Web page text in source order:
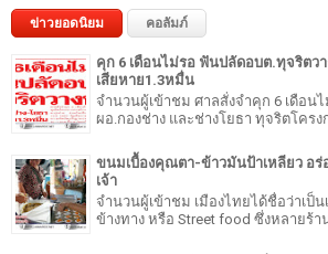
ข่าวยอดนิยม คอลัมภ์
คุก 6 เดือนไม่รอ ฟันปลัดอบต.ทุจริตว
เสียหาย1.3หมื่น
จำนวนผู้เข้าชม ศาลสั่งจำคุก 6 เดือน
ผอ.กองช่าง และช่างโยธา ทุจริตโครง
ขนมเบื้องคุณตา-ข้าวมันป้าเหลียว อร่
เจ้า
จำนวนผู้เข้าชม เมืองไทยได้ชื่อว่าเป็
ข้างทาง หรือ Street food ซึ่งหลายร้า